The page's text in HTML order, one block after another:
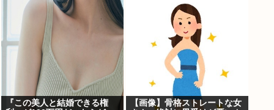
『この美人と結婚できる権
【画像】骨格ストレートな女